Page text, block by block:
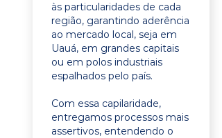
às particularidades de cada
região, garantindo aderência
ao mercado local, seja em
Uauá, em grandes capitais
ou em polos industriais
espalhados pelo país.
Com essa capilaridade,
entregamos processos mais
assertivos, entendendo o